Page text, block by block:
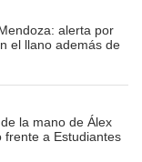
alerta por
el llano además de
la mano de Álex
frente a Estudiantes